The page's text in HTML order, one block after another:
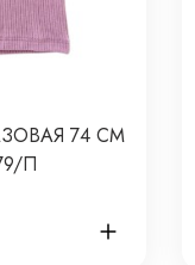
74 СМ
П